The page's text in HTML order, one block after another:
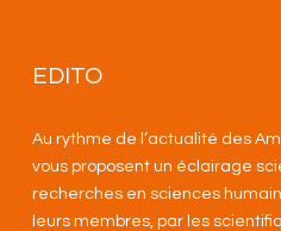
EDITO
Au rythme de l’actualité des
vous proposent un éclairage
recherches en sciences
leurs membres, par les